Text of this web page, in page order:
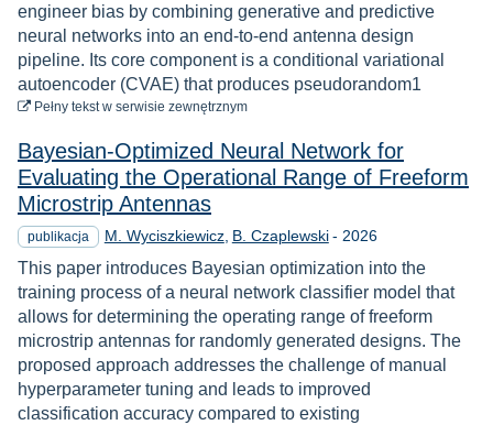
engineer bias by combining generative and predictive
neural networks into an end-to-end antenna design
pipeline. Its core component is a conditional variational
autoencoder (CVAE) that produces pseudorandom1
Pełny tekst do pobrania
w serwisie zewnętrznym
Bayesian-Optimized Neural Network for
Evaluating the Operational Range of Freeform
Microstrip Antennas
publikacja M. Wyciszkiewicz B. Czaplewski - Rok
2026
This paper introduces Bayesian optimization into the
training process of a neural network classifier model that
allows for determining the operating range of freeform
microstrip antennas for randomly generated designs. The
proposed approach addresses the challenge of manual
hyperparameter tuning and leads to improved
classification accuracy compared to existing